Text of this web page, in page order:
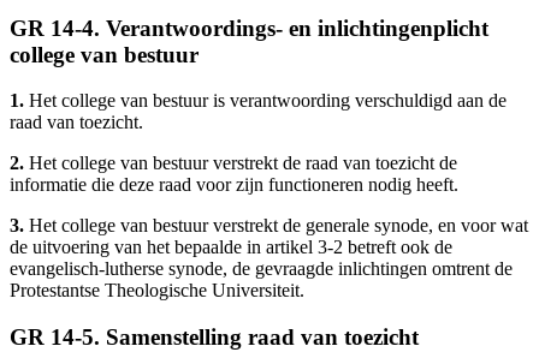
GR 14-4. Verantwoordings- en inlichtingenplicht
college van bestuur
1. Het college van bestuur is verantwoording verschuldigd aan de
raad van toezicht.
2. Het college van bestuur verstrekt de raad van toezicht de
informatie die deze raad voor zijn functioneren nodig heeft.
3. Het college van bestuur verstrekt de generale synode, en voor wat
de uitvoering van het bepaalde in artikel 3-2 betreft ook de
evangelisch-lutherse synode, de gevraagde inlichtingen omtrent de
Protestantse Theologische Universiteit.
GR 14-5. Samenstelling raad van toezicht